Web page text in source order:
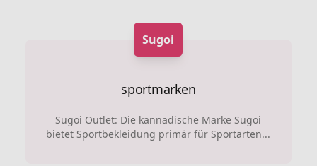
Sugoi
sportmarken
Sugoi Outlet: Die kannadische Marke Sugoi
bietet Sportbekleidung primär für Sportarten...